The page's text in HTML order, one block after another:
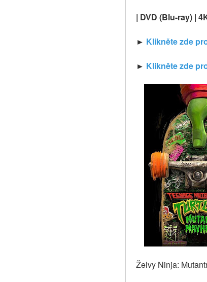
| DVD (Blu-ray) |
► Klikněte zde
► Klikněte zde
Želvy Ninja: